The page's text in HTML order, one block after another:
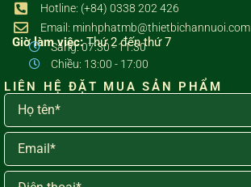
Hotline: (+84) 0338 202 426
Email: minhphatmb@thietbichannuoi.com
Giờ làm việc:Thứ 2 đến thứ 7
Sáng: 07:30 - 11:30
Chiều: 13:00 - 17:00
LIÊN HỆ ĐẶT MUA SẢN PHẨM